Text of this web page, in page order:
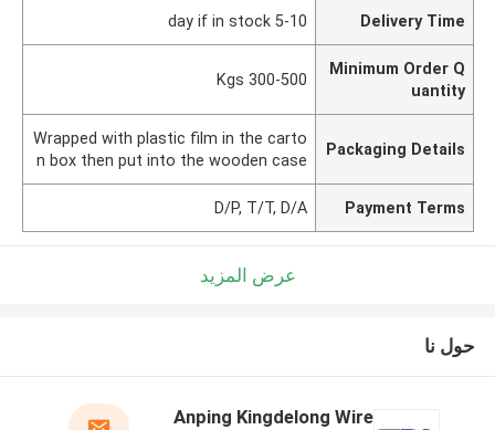
Delivery Time
5-10 day if in stock
Minimum Order Q
uantity
300-500 Kgs
Packaging Details
Wrapped with plastic film in the carto
n box then put into the wooden case
Payment Terms
D/P, T/T, D/A
عرض المزيد
حول نا
Anping Kingdelong Wire